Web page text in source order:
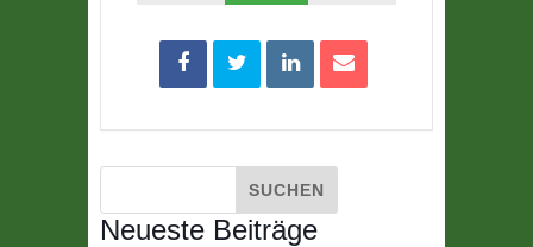
Neueste Beiträge